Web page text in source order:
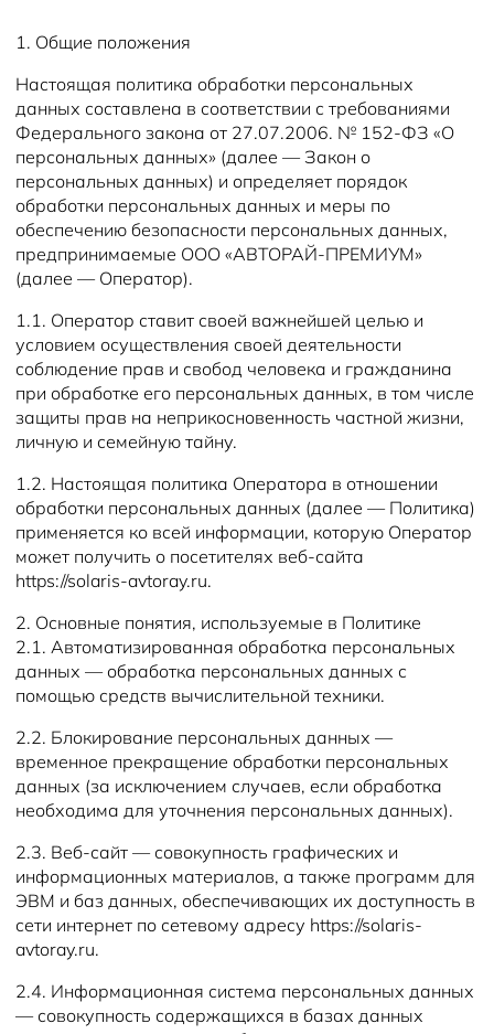
1. Общие положения
Настоящая политика обработки персональных
данных составлена в соответствии с требованиями
Федерального закона от 27.07.2006. № 152-ФЗ «О
персональных данных» (далее — Закон о
персональных данных) и определяет порядок
обработки персональных данных и меры по
обеспечению безопасности персональных данных,
предпринимаемые ООО «АВТОРАЙ-ПРЕМИУМ»
(далее — Оператор).
1.1. Оператор ставит своей важнейшей целью и
условием осуществления своей деятельности
соблюдение прав и свобод человека и гражданина
при обработке его персональных данных, в том числе
защиты прав на неприкосновенность частной жизни,
личную и семейную тайну.
1.2. Настоящая политика Оператора в отношении
обработки персональных данных (далее — Политика)
применяется ко всей информации, которую Оператор
может получить о посетителях веб-сайта
https://solaris-avtoray.ru.
2. Основные понятия, используемые в Политике
2.1. Автоматизированная обработка персональных
данных — обработка персональных данных с
помощью средств вычислительной техники.
2.2. Блокирование персональных данных —
временное прекращение обработки персональных
данных (за исключением случаев, если обработка
необходима для уточнения персональных данных).
2.3. Веб-сайт — совокупность графических и
информационных материалов, а также программ для
ЭВМ и баз данных, обеспечивающих их доступность в
сети интернет по сетевому адресу https://solaris-
avtoray.ru.
2.4. Информационная система персональных данных
— совокупность содержащихся в базах данных